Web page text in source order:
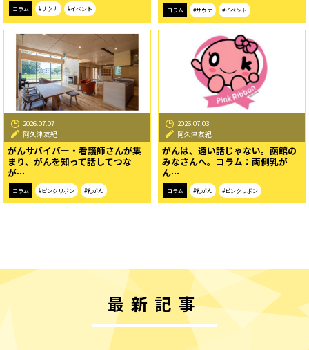
コラム #サウナ #イベント コラム #サウナ #イベント
2026.07.07
阿久津友紀
がんサバイバー・看護師さんが集
まり、がんを知って話してつな
が…
コラム #ピンクリボン #乳がん
2026.07.03
阿久津友紀
がんは、遠い話じゃない。函館の
みなさんへ。コラム：両側乳が
ん…
コラム #乳がん #ピンクリボン
最新記事